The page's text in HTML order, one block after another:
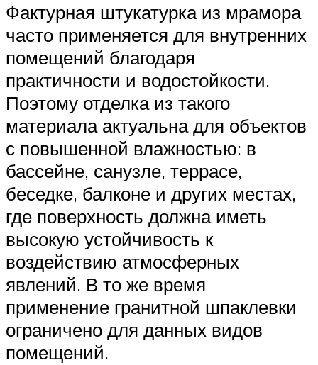
Фактурная штукатурка из мрамора
часто применяется для внутренних
помещений благодаря
практичности и водостойкости.
Поэтому отделка из такого
материала актуальна для объектов
с повышенной влажностью: в
бассейне, санузле, террасе,
беседке, балконе и других местах,
где поверхность должна иметь
высокую устойчивость к
воздействию атмосферных
явлений. В то же время
применение гранитной шпаклевки
ограничено для данных видов
помещений.